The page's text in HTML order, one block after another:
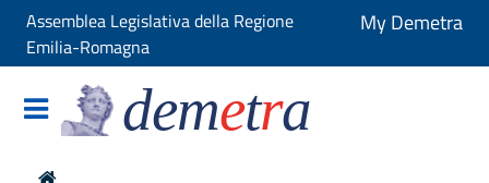
Assemblea Legislativa della Regione
Emilia-Romagna
My Demetra
demetra